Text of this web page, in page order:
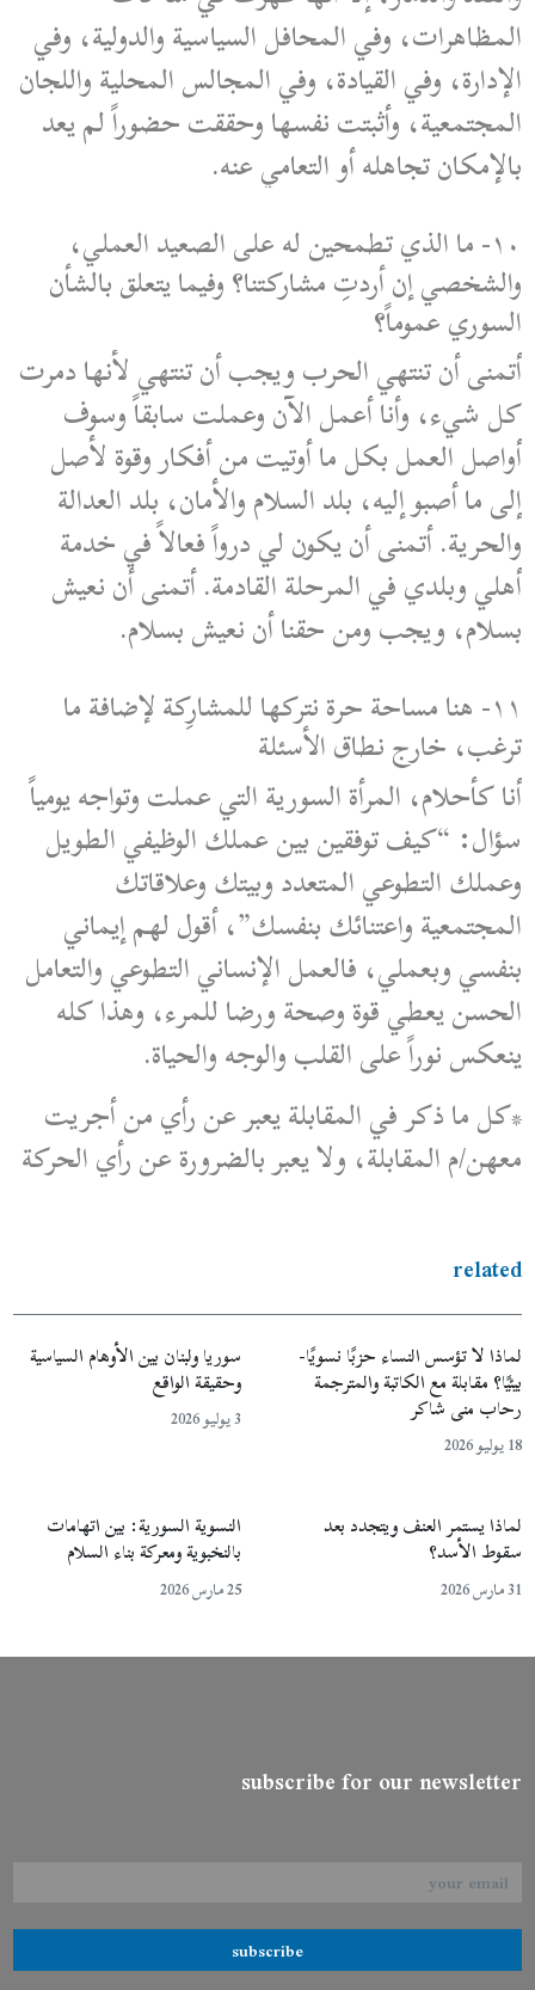
المظاهرات، وفي المحافل السياسية والدولية، وفي
الإدارة، وفي القيادة، وفي المجالس المحلية واللجان
المجتمعية، وأثبتت نفسها وحققت حضوراً لم يعد
بالإمكان تجاهله أو التعامي عنه.
١٠- ما الذي تطمحين له على الصعيد العملي،
والشخصي إن أردتِ مشاركتنا؟ وفيما يتعلق بالشأن
السوري عموماً؟
أتمنى أن تنتهي الحرب ويجب أن تنتهي لأنها دمرت
كل شيء، وأنا أعمل الآن وعملت سابقاً وسوف
أواصل العمل بكل ما أوتيت من أفكار وقوة لأصل
إلى ما أصبو إليه، بلد السلام والأمان، بلد العدالة
والحرية. أتمنى أن يكون لي درواً فعالاً في خدمة
أهلي وبلدي في المرحلة القادمة. أتمنى أن نعيش
بسلام، ويجب ومن حقنا أن نعيش بسلام.
١١- هنا مساحة حرة نتركها للمشارِكة لإضافة ما
ترغب، خارج نطاق الأسئلة
أنا كأحلام، المرأة السورية التي عملت وتواجه يومياً
سؤال: “كيف توفقين بين عملك الوظيفي الطويل
وعملك التطوعي المتعدد وبيتك وعلاقاتك
المجتمعية واعتنائك بنفسك”، أقول لهم إيماني
بنفسي وبعملي، فالعمل الإنساني التطوعي والتعامل
الحسن يعطي قوة وصحة ورضا للمرء، وهذا كله
ينعكس نوراً على القلب والوجه والحياة.
*كل ما ذكر في المقابلة يعبر عن رأي من أجريت
معهن/م المقابلة، ولا يعبر بالضرورة عن رأي الحركة
related
لماذا لا تؤسس النساء حزبًا نسويًا-
بيئيًا؟ مقابلة مع الكاتبة والمترجمة
رحاب منى شاكر
18 يوليو 2026
سوريا ولبنان بين الأوهام السياسية
وحقيقة الواقع
لماذا يستمر العنف ويتجدد بعد
سقوط الأسد؟
31 مارس 2026
النسوية السورية: بين اتهامات
بالنخبوية ومعركة بناء السلام
25 مارس 2026
subscribe for our newsletter
subscribe